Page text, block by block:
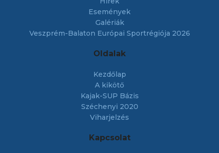
Események
Galériák
Veszprém-Balaton Európai Sportrégiója 2026
Oldalak
Kezdőlap
A kikötő
Kajak-SUP Bázis
Széchenyi 2020
Viharjelzés
Kapcsolat